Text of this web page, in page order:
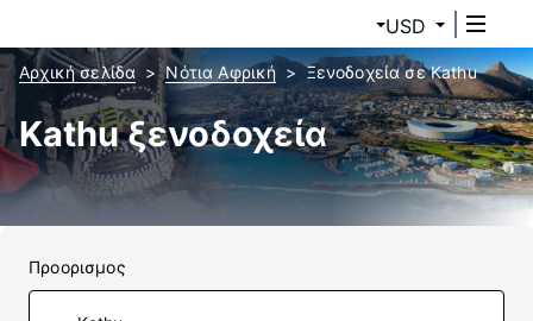
USD
Αρχική σελίδα Νότια Αφρική Ξενοδοχεία σε Kathu
Kathu ξενοδοχεία
Προορισμος